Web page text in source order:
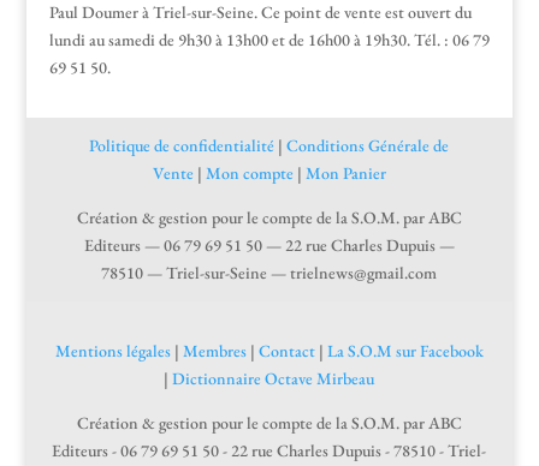
Paul Doumer à Triel-sur-Seine. Ce point de vente est ouvert du
lun­di au same­di de 9h30 à 13h00 et de 16h00 à 19h30. Tél. : 06 79
69 51 50.
Poli­tique de con­fi­den­tial­ité |Con­di­tions Générale de
Vente | Mon compte | Mon Panier
Créa­tion & ges­tion pour le compte de la S.O.M. par ABC
Edi­teurs — 06 79 69 51 50 — 22 rue Charles Dupuis —
78510 — Triel-sur-Seine — trielnews@gmail.com
Mentions légales| Membres| Contact| La S.O.M sur Facebook
|Dictionnaire Octave Mirbeau
Création & gestion pour le compte de la S.O.M. par ABC
Editeurs - 06 79 69 51 50 - 22 rue Charles Dupuis - 78510 - Triel-